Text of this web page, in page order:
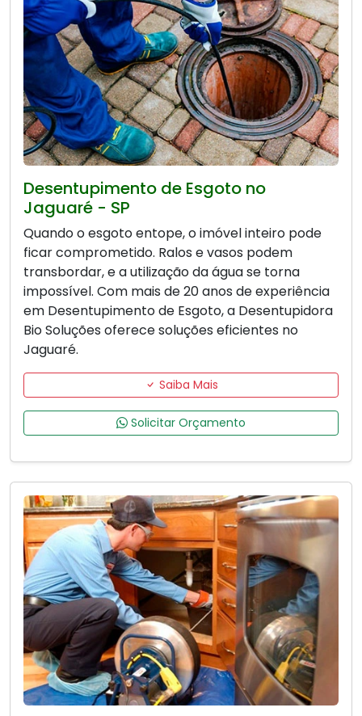
Desentupimento de Esgoto no
Jaguaré - SP
Quando o esgoto entope, o imóvel inteiro pode
ficar comprometido. Ralos e vasos podem
transbordar, e a utilização da água se torna
impossível. Com mais de 20 anos de experiência
em Desentupimento de Esgoto, a Desentupidora
Bio Soluções oferece soluções eficientes no
Jaguaré.
Saiba Mais
Solicitar Orçamento